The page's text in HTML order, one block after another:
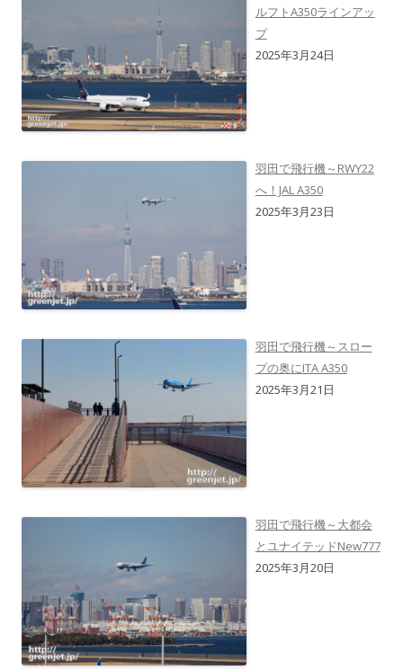
ルフトA350ラインアッ
プ
2025年3月24日
羽田で飛行機～RWY22
へ！JAL A350
2025年3月23日
羽田で飛行機～スロー
プの奥にITA A350
2025年3月21日
羽田で飛行機～大都会
とユナイテッドNew777
2025年3月20日